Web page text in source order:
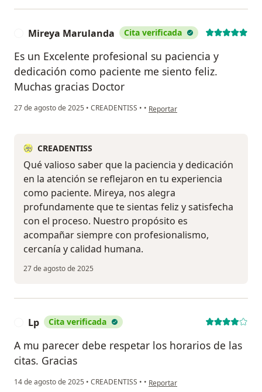
Mireya Marulanda Cita verificada
Es un Excelente profesional su paciencia y
dedicación como paciente me siento feliz.
Muchas gracias Doctor
27 de agosto de 2025 • CREADENTISS • • en opinión del usuario Mireya
Reportar
CREADENTISS
Qué valioso saber que la paciencia y dedicación
en la atención se reflejaron en tu experiencia
como paciente. Mireya, nos alegra
profundamente que te sientas feliz y satisfecha
con el proceso. Nuestro propósito es
acompañar siempre con profesionalismo,
cercanía y calidad humana.
27 de agosto de 2025
Lp Cita verificada
A mu parecer debe respetar los horarios de las
citas. Gracias
14 de agosto de 2025 • CREADENTISS • • en opinión del usuario Lp
Reportar